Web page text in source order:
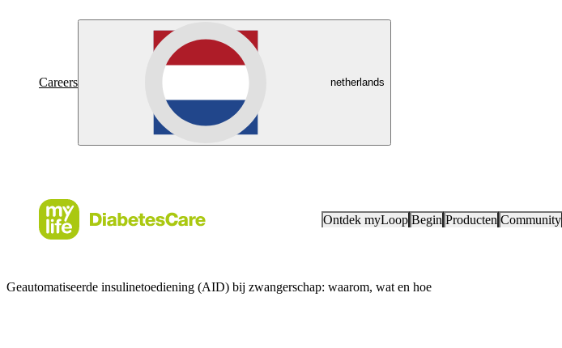
Careers netherlands
Ontdek myLoop Begin Producten Community
Geautomatiseerde insulinetoediening (AID) bij zwangerschap: waarom, wat en hoe